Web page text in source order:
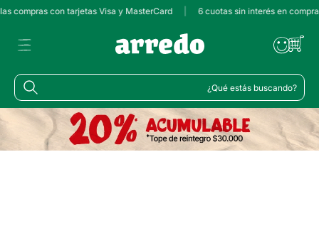
compras con tarjetas Visa y MasterCard 6 cuotas sin interés en
¿Qué estás buscando?